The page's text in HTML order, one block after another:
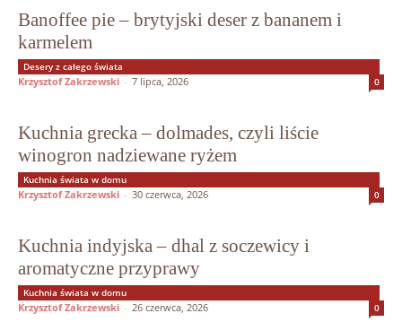
Banoffee pie – brytyjski deser z bananem i
karmelem
Desery z całego świata
Krzysztof Zakrzewski - 7 lipca, 2026 0
Kuchnia grecka – dolmades, czyli liście
winogron nadziewane ryżem
Kuchnia świata w domu
Krzysztof Zakrzewski - 30 czerwca, 2026 0
Kuchnia indyjska – dhal z soczewicy i
aromatyczne przyprawy
Kuchnia świata w domu
Krzysztof Zakrzewski - 26 czerwca, 2026 0